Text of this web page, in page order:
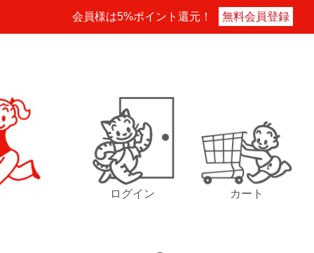
会員様は5%ポイント還元！ 無料会員登録
ログイン カート